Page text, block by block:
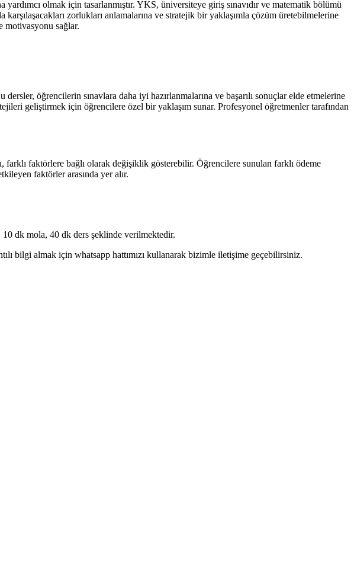
olmak için tasarlanmıştır. YKS, üniversiteye giriş sınavıdır ve matematik bölümü
zorlukları anlamalarına ve stratejik bir yaklaşımla çözüm üretebilmelerine
motivasyonu sağlar.
öğrencilerin sınavlara daha iyi hazırlanmalarına ve başarılı sonuçlar elde etmelerine
geliştirmek için öğrencilere özel bir yaklaşım sunar. Profesyonel öğretmenler tarafından
faktörlere bağlı olarak değişiklik gösterebilir. Öğrencilere sunulan farklı ödeme
faktörler arasında yer alır.
dk mola, 40 dk ders şeklinde verilmektedir.
bilgi almak için whatsapp hattımızı kullanarak bizimle iletişime geçebilirsiniz.